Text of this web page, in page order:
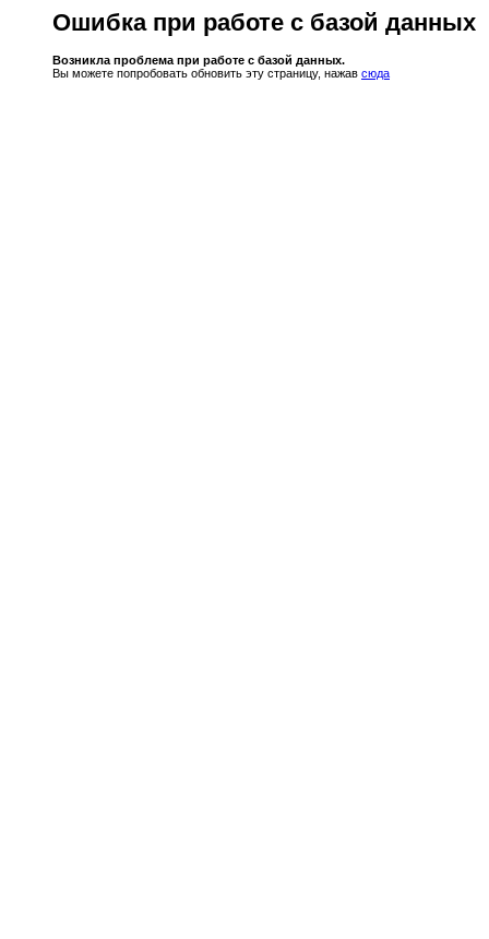
Ошибка при работе с базой данных
Возникла проблема при работе с базой данных.
Вы можете попробовать обновить эту страницу, нажав сюда